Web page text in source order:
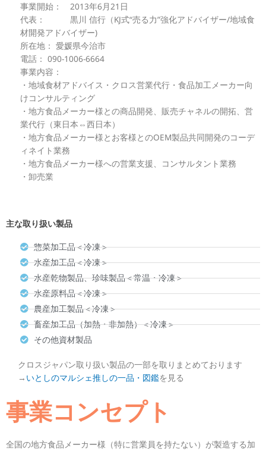
事業開始： 2013年6月21日
代表： 黒川 信行（KJ式“売る力”強化アドバイザー/地域食
材開発アドバイザー)
所在地： 愛媛県今治市
電話： 090-1006-6664
事業内容：
・地域食材アドバイス・クロス営業代行・食品加工メーカー向
けコンサルティング
・地方食品メーカー様との商品開発、販売チャネルの開拓、営
業代行（東日本⇔西日本）
・地方食品メーカー様とお客様とのOEM製品共同開発のコーデ
ィネイト業務
・地方食品メーカー様への営業支援、コンサルタント業務
・卸売業
主な取り扱い製品
惣菜加工品＜冷凍＞
水産加工品＜冷凍＞
水産乾物製品、珍味製品＜常温・冷凍＞
水産原料品＜冷凍＞
農産加工製品＜冷凍＞
畜産加工品（加熱・非加熱）＜冷凍＞
その他資材製品
クロスジャパン取り扱い製品の一部を取りまとめております
→ いとしのマルシェ推しの一品・図鑑を見る
事業コンセプト
全国の地方食品メーカー様（特に営業員を持たない）が製造する加